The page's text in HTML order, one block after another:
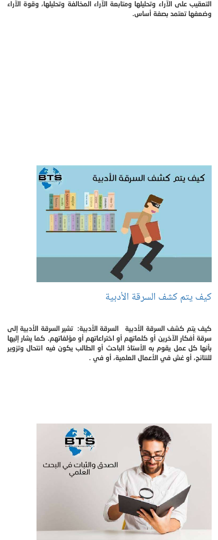
التعقيب على الآراء وتحليلها ومتابعة الآراء المخالفة وتحليلها، وقوة الآراء
وضعفها تعتمد بصفة أساس.
كيف يتم كشف السرقة الأدبية
كيف يتم كشف السرقة الأدبية السرقة الأدبية: تشير السرقة الأدبية إلى
سرقة أفكار الآخرين أو كلماتهم أو اختراعاتهم أو مؤلفاتهم. كما يشار إليها
بأنها كل عمل يقوم به الأستاذ الباحث أو الطالب يكون فيه انتحال وتزوير
للنتائج، أو غش في الأعمال العلمية، أو في .